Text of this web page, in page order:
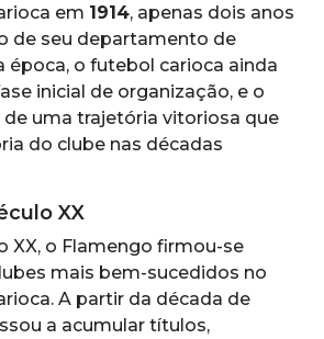
em 1914, apenas dois anos
de seu departamento de
época, o futebol carioca ainda
inicial de organização, e o
uma trajetória vitoriosa que
do clube nas décadas
XX
XX, o Flamengo firmou-se
mais bem-sucedidos no
A partir da década de
a acumular títulos,